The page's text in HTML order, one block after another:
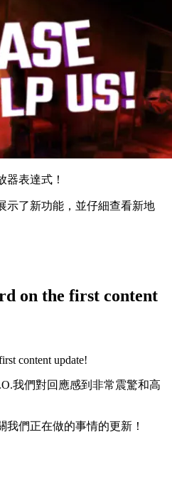
器表達式！
示了新功能，並仔細查看新地
on the first content
我們對回應感到非常震驚和高
們正在做的事情的更新！